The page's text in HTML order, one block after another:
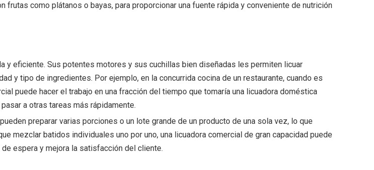
frutas como plátanos o bayas, para proporcionar una fuente rápida y conveniente de nutrición
y eficiente. Sus potentes motores y sus cuchillas bien diseñadas les permiten licuar
y tipo de ingredientes. Por ejemplo, en la concurrida cocina de un restaurante, cuando es
puede hacer el trabajo en una fracción del tiempo que tomaría una licuadora doméstica
a otras tareas más rápidamente.
preparar varias porciones o un lote grande de un producto de una sola vez, lo que
mezclar batidos individuales uno por uno, una licuadora comercial de gran capacidad puede
espera y mejora la satisfacción del cliente.